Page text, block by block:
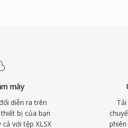
mây
diễn ra trên
bị của bạn
với tệp XLSX